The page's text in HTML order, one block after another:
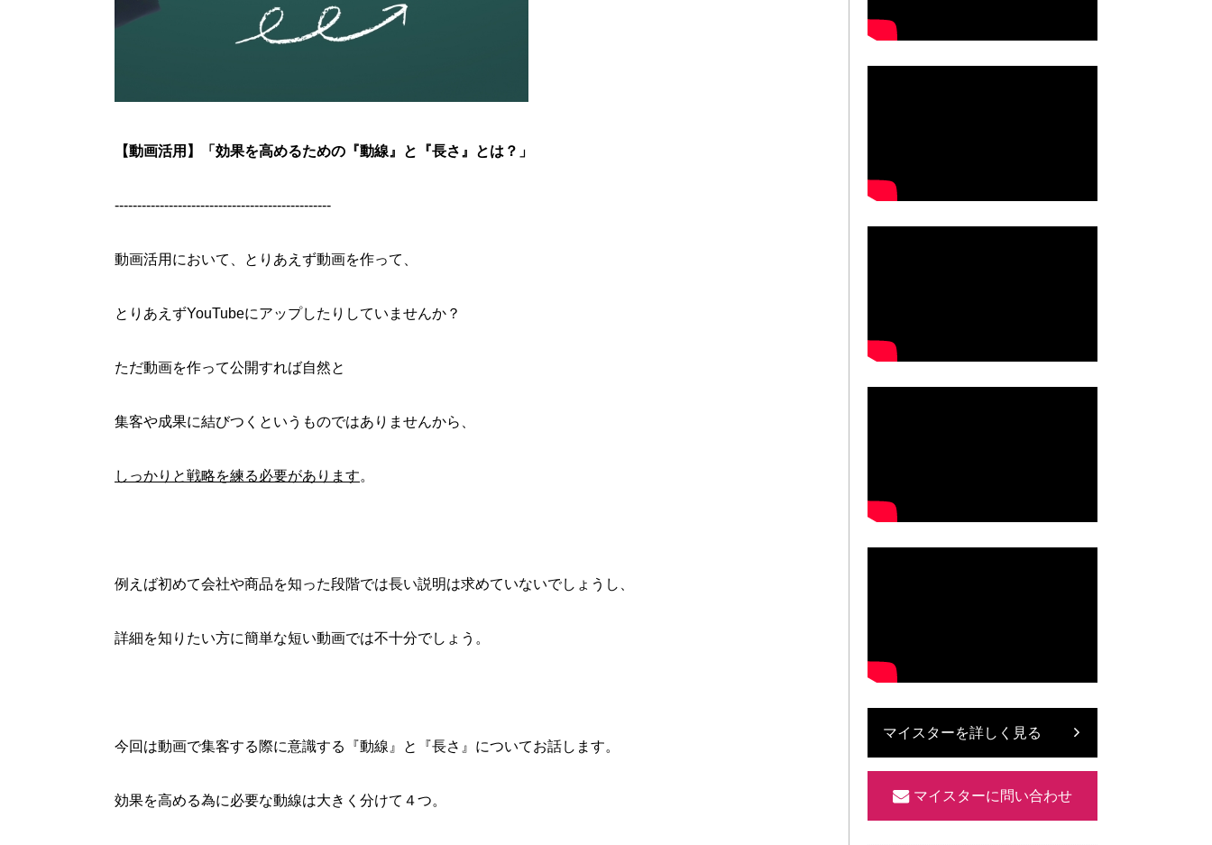
【動画活用】「効果を高めるための『動線』と『長さ』とは？」
------------------------------------------------
動画活用において、とりあえず動画を作って、
とりあえずYouTubeにアップしたりしていませんか？
ただ動画を作って公開すれば自然と
集客や成果に結びつくというものではありませんから、
しっかりと戦略を練る必要があります。
例えば初めて会社や商品を知った段階では長い説明は求めていないでしょうし、
詳細を知りたい方に簡単な短い動画では不十分でしょう。
今回は動画で集客する際に意識する『動線』と『長さ』についてお話します。
効果を高める為に必要な動線は大きく分けて４つ。
マイスターを詳しく見る
マイスターに問い合わせ